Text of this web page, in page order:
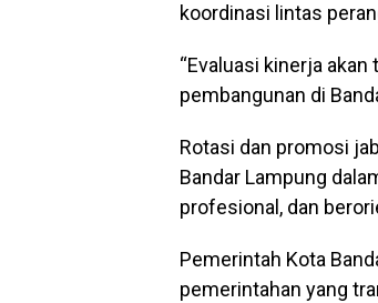
koordinasi lintas
“Evaluasi kinerja
pembangunan di
Rotasi dan promosi
Bandar Lampung
profesional, dan
Pemerintah Kota
pemerintahan yang